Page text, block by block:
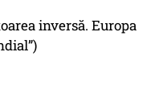
inversă. Europa
)